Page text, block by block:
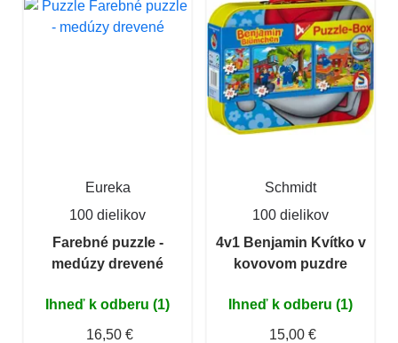
Eureka
100 dielikov
Farebné puzzle -
medúzy drevené
Ihneď k odberu (1)
16,50 €
Schmidt
100 dielikov
4v1 Benjamin Kvítko v
kovovom puzdre
Ihneď k odberu (1)
15,00 €